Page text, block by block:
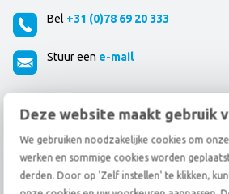
Deze website maakt gebruik
We gebruiken noodzakelijke cookies om
werken en sommige cookies worden
derden. Door op 'Zelf instellen' te klikken,
Bel +31 (0)78 69 20 333
Stuur een e-mail
Ons volgen?
Wat betekenen onze